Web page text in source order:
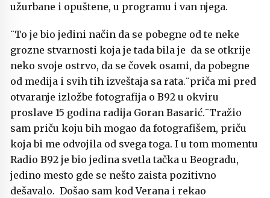
užurbane i opuštene, u programu i van njega.
¨To je bio jedini način da se pobegne od te neke
grozne stvarnosti koja je tada bila je da se otkrije
neko svoje ostrvo, da se čovek osami, da pobegne
od medija i svih tih izveštaja sa rata.¨priča mi pred
otvaranje izložbe fotografija o B92 u okviru
proslave 15 godina radija Goran Basarić.¨Tražio
sam priču koju bih mogao da fotografišem, priču
koja bi me odvojila od svega toga. I u tom momentu
Radio B92 je bio jedina svetla tačka u Beogradu,
jedino mesto gde se nešto zaista pozitivno
dešavalo. Došao sam kod Verana i rekao